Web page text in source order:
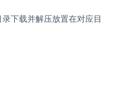
下载并解压放置在对应目